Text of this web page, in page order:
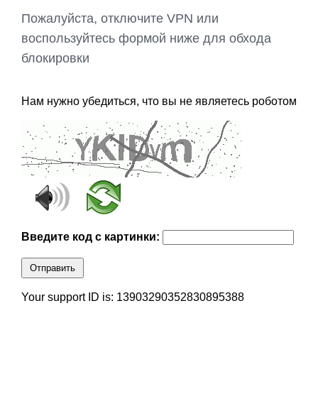
Пожалуйста, отключите VPN или
воспользуйтесь формой ниже для обхода
блокировки
Нам нужно убедиться, что вы не являетесь роботом
Введите код с картинки:
Отправить
Your support ID is: 13903290352830895388